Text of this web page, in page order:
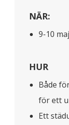
NÄR:
9-10
HUR
Både
för ett
Ett